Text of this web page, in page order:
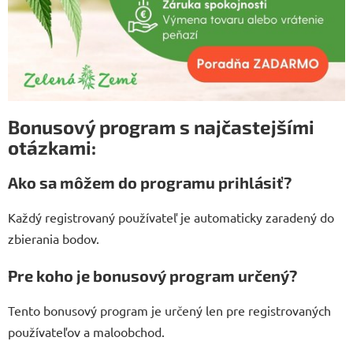
Bonusový program s najčastejšími
otázkami:
Ako sa môžem do programu prihlásiť?
Každý registrovaný používateľ je automaticky zaradený do
zbierania bodov.
Pre koho je bonusový program určený?
Tento bonusový program je určený len pre registrovaných
používateľov a maloobchod.